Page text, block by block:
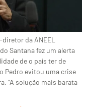
da ANEEL
Santana fez um alerta
de o país ter de
Pedro evitou uma crise
“A solução mais barata